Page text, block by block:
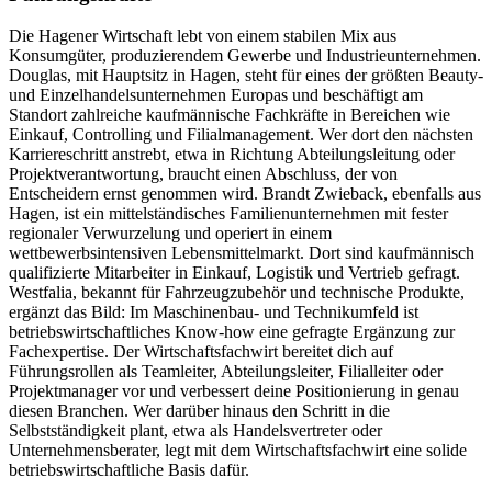
Die Hagener Wirtschaft lebt von einem stabilen Mix aus
Konsumgüter, produzierendem Gewerbe und Industrieunternehmen.
Douglas, mit Hauptsitz in Hagen, steht für eines der größten Beauty-
und Einzelhandelsunternehmen Europas und beschäftigt am
Standort zahlreiche kaufmännische Fachkräfte in Bereichen wie
Einkauf, Controlling und Filialmanagement. Wer dort den nächsten
Karriereschritt anstrebt, etwa in Richtung Abteilungsleitung oder
Projektverantwortung, braucht einen Abschluss, der von
Entscheidern ernst genommen wird. Brandt Zwieback, ebenfalls aus
Hagen, ist ein mittelständisches Familienunternehmen mit fester
regionaler Verwurzelung und operiert in einem
wettbewerbsintensiven Lebensmittelmarkt. Dort sind kaufmännisch
qualifizierte Mitarbeiter in Einkauf, Logistik und Vertrieb gefragt.
Westfalia, bekannt für Fahrzeugzubehör und technische Produkte,
ergänzt das Bild: Im Maschinenbau- und Technikumfeld ist
betriebswirtschaftliches Know-how eine gefragte Ergänzung zur
Fachexpertise. Der Wirtschaftsfachwirt bereitet dich auf
Führungsrollen als Teamleiter, Abteilungsleiter, Filialleiter oder
Projektmanager vor und verbessert deine Positionierung in genau
diesen Branchen. Wer darüber hinaus den Schritt in die
Selbstständigkeit plant, etwa als Handelsvertreter oder
Unternehmensberater, legt mit dem Wirtschaftsfachwirt eine solide
betriebswirtschaftliche Basis dafür.